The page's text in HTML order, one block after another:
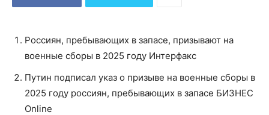
Россиян, пребывающих в запасе, призывают на
военные сборы в 2025 году Интерфакс
Путин подписал указ о призыве на военные сборы в
2025 году россиян, пребывающих в запасе БИЗНЕС
Online